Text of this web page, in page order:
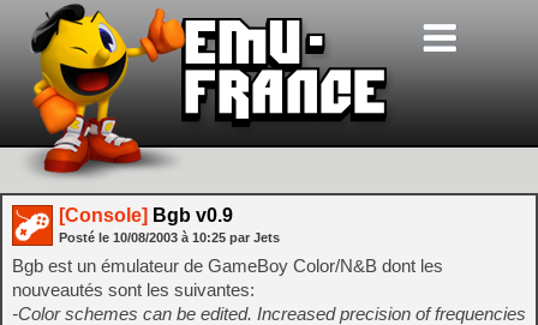
[Console] Bgb v0.9
Posté le 10/08/2003 à 10:25 par Jets
Bgb est un émulateur de GameBoy Color/N&B dont les
nouveautés sont les suivantes:
-Color schemes can be edited. Increased precision of frequencies